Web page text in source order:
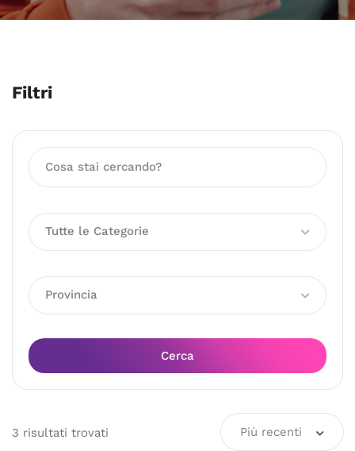
Filtri
Tutte le Categorie
Provincia
Cerca
3 risultati trovati Più recenti